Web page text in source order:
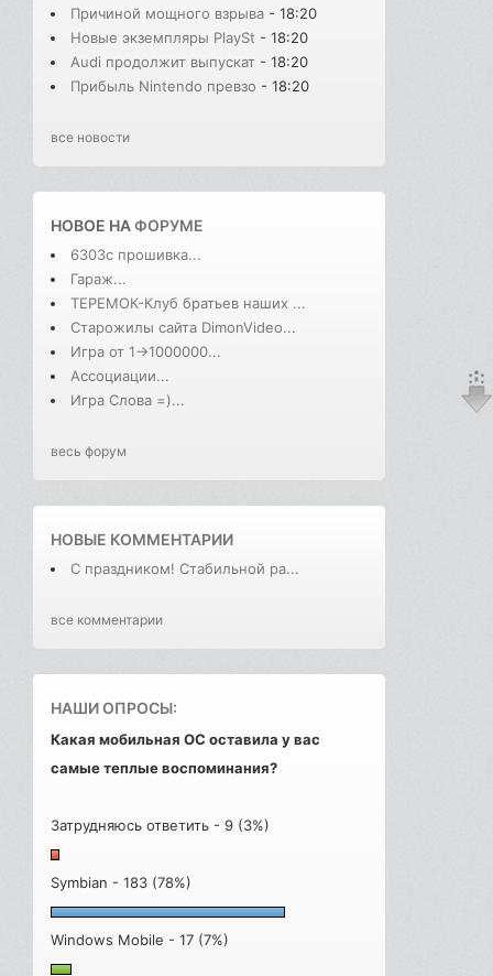
Причиной мощного взрыва - 18:20
Новые экземпляры PlaySt - 18:20
Audi продолжит выпускат - 18:20
Прибыль Nintendo превзо - 18:20
все новости
НОВОЕ НАФОРУМЕ
6303с прошивка...
Гараж...
ТЕРЕМОК-Клуб братьев наших ...
Старожилы сайта DimonVideo...
Игра от 1->1000000...
Ассоциации...
Игра Слова =)...
весь форум
НОВЫЕ КОММЕНТАРИИ
С праздником! Стабильной ра...
все комментарии
НАШИ ОПРОСЫ:
Какая мобильная ОС оставила у вас
самые теплые воспоминания?
Затрудняюсь ответить - 9 (3%)
Symbian - 183 (78%)
Windows Mobile - 17 (7%)